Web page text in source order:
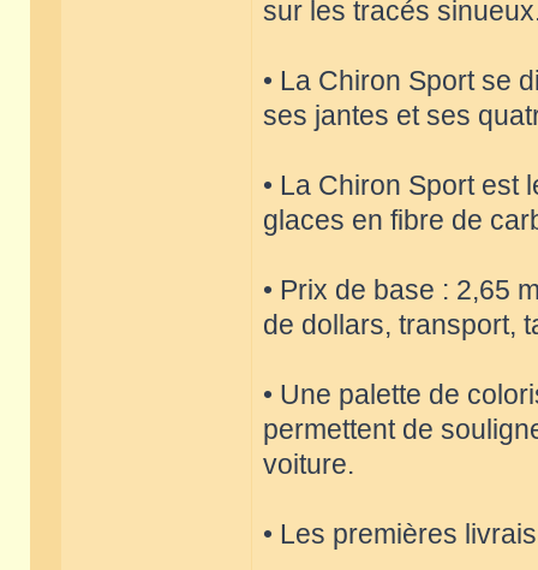
sur les tracés
• La Chiron Sport se
ses jantes et ses
• La Chiron Sport est
glaces en fibre de
• Prix de base : 2,65
de dollars, transport,
• Une palette de
permettent de
voiture.
• Les premières